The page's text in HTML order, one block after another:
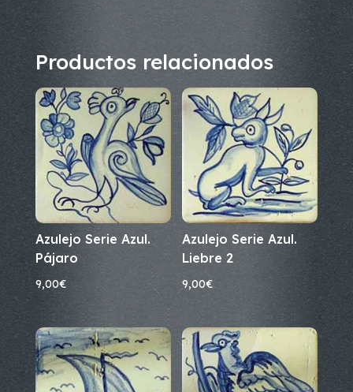
Productos relacionados
Azulejo Serie Azul.
Pájaro
9,00€
Azulejo Serie Azul.
Liebre 2
9,00€